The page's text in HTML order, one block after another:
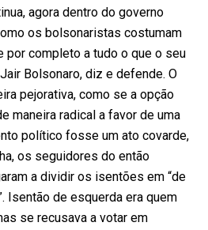
agora dentro do governo
os bolsonaristas costumam
por completo a tudo o que o seu
Bolsonaro, diz e defende. O
pejorativa, como se a opção
maneira radical a favor de uma
político fosse um ato covarde,
os seguidores do então
a dividir os isentões em “de
Isentão de esquerda era quem
se recusava a votar em